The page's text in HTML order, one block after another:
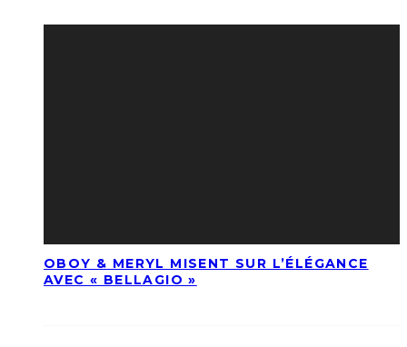
OBOY & MERYL MISENT SUR L’ÉLÉGANCE
AVEC « BELLAGIO »